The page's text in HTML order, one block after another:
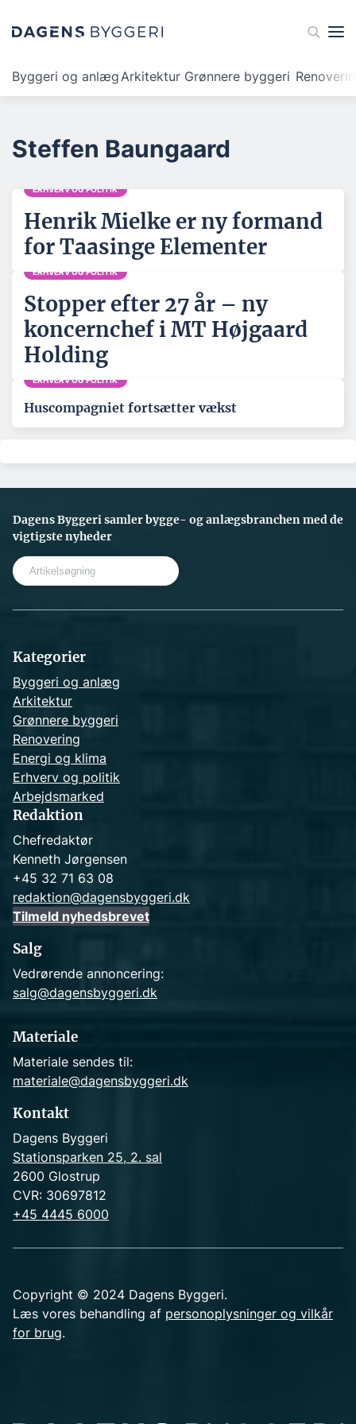
Byggeri og anlægArkitektur Grønnere byggeri
Steffen Baungaard
ERHVERV OG POLITIK
Henrik Mielke er ny formand
for Taasinge Elementer
ERHVERV OG POLITIK
Stopper efter 27 år – ny
koncernchef i MT Højgaard
Holding
ERHVERV OG POLITIK
Huscompagniet fortsætter vækst
Dagens Byggeri samler bygge- og anlægsbranchen med de
vigtigste nyheder
Kategorier
Byggeri og anlæg
Arkitektur
Grønnere byggeri
Renovering
Energi og klima
Erhverv og politik
Arbejdsmarked
Redaktion
Chefredaktør
Kenneth Jørgensen
+45 32 71 63 08
redaktion@dagensbyggeri.dk
Tilmeld nyhedsbrevet
Salg
Vedrørende annoncering:
salg@dagensbyggeri.dk
Materiale
Materiale sendes til:
materiale@dagensbyggeri.dk
Kontakt
Dagens Byggeri
Stationsparken 25, 2. sal
2600 Glostrup
CVR: 30697812
+45 4445 6000
Copyright © 2024 Dagens Byggeri.
Læs vores behandling af personoplysninger og vilkår
for brug.